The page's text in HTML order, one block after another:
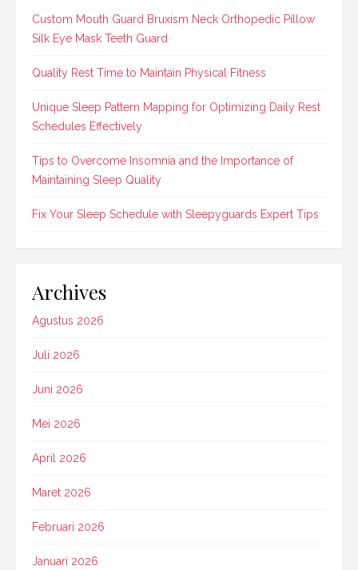
Custom Mouth Guard Bruxism Neck Orthopedic Pillow
Silk Eye Mask Teeth Guard
Quality Rest Time to Maintain Physical Fitness
Unique Sleep Pattern Mapping for Optimizing Daily Rest
Schedules Effectively
Tips to Overcome Insomnia and the Importance of
Maintaining Sleep Quality
Fix Your Sleep Schedule with Sleepyguards Expert Tips
Archives
Agustus 2026
Juli 2026
Juni 2026
Mei 2026
April 2026
Maret 2026
Februari 2026
Januari 2026